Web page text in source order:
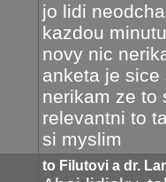
jo lidi
kazdou
novy nic
anketa je
nerikam ze to
relevantni to
si myslim
to Filutovi a dr.